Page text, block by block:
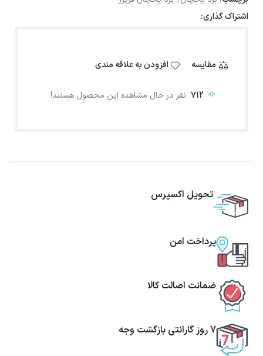
اشتراک گذاری:
مقایسه افزودن به علاقه مندی
712 نفر در حال مشاهده این محصول هستند!
تحویل اکسپرس
پرداخت امن
ضمانت اصالت کالا
7 روز گارانتی بازگشت وجه